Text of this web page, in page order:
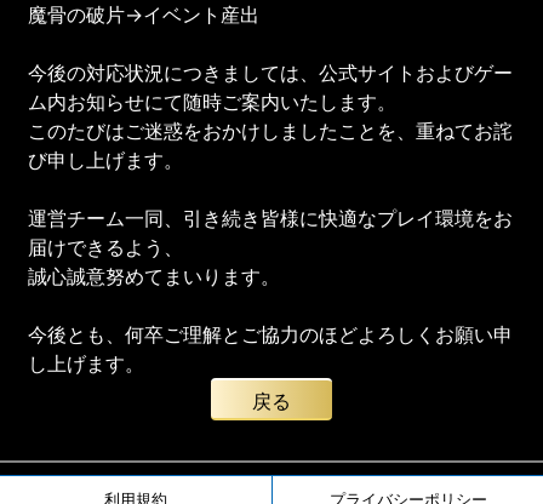
魔骨の破片→イベント産出
今後の対応状況につきましては、公式サイトおよびゲー
ム内お知らせにて随時ご案内いたします。
このたびはご迷惑をおかけしましたことを、重ねてお詫
び申し上げます。
運営チーム一同、引き続き皆様に快適なプレイ環境をお
届けできるよう、
誠心誠意努めてまいります。
今後とも、何卒ご理解とご協力のほどよろしくお願い申
し上げます。
戻る
利用規約 プライバシーポリシー